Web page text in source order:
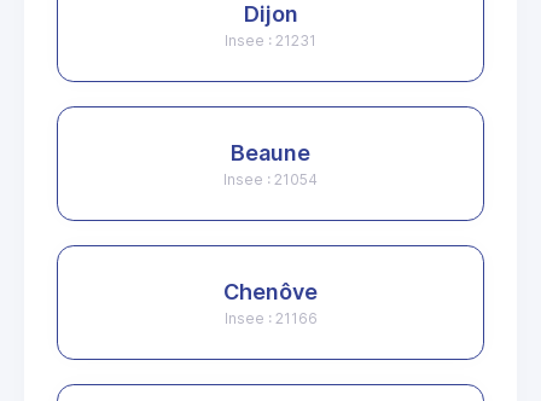
Dijon
Insee : 21231
Beaune
Insee : 21054
Chenôve
Insee : 21166